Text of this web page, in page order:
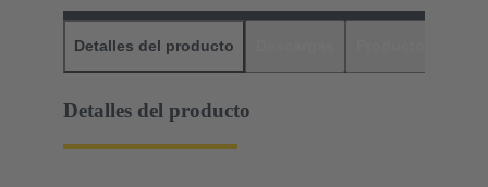
Detalles del producto
Detalles del producto